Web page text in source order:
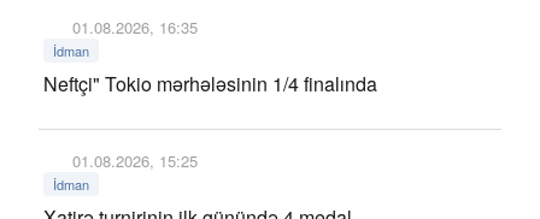
01.08.2026, 16:35
İdman
Neftçi" Tokio mərhələsinin 1/4 finalında
01.08.2026, 15:25
İdman